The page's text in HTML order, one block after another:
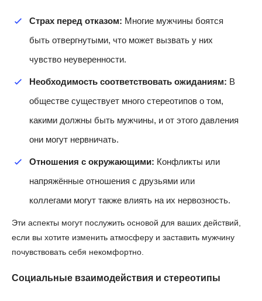
Страх перед отказом: Многие мужчины боятся
быть отвергнутыми, что может вызвать у них
чувство неуверенности.
Необходимость соответствовать ожиданиям: В
обществе существует много стереотипов о том,
какими должны быть мужчины, и от этого давления
они могут нервничать.
Отношения с окружающими: Конфликты или
напряжённые отношения с друзьями или
коллегами могут также влиять на их нервозность.
Эти аспекты могут послужить основой для ваших действий,
если вы хотите изменить атмосферу и заставить мужчину
почувствовать себя некомфортно.
Социальные взаимодействия и стереотипы